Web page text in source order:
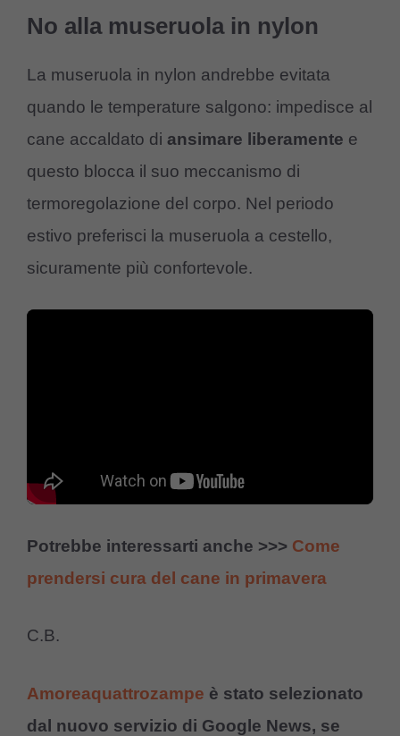
No alla museruola in nylon
La museruola in nylon andrebbe evitata
quando le temperature salgono: impedisce al
cane accaldato di ansimare liberamente e
questo blocca il suo meccanismo di
termoregolazione del corpo. Nel periodo
estivo preferisci la museruola a cestello,
sicuramente più confortevole.
Potrebbe interessarti anche >>> Come
prendersi cura del cane in primavera
C.B.
Amoreaquattrozampe è stato selezionato
dal nuovo servizio di Google News, se